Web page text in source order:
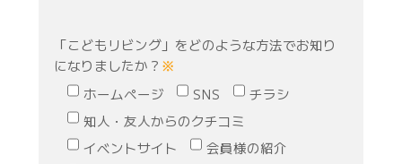
「こどもリビング」をどのような方法でお知り
になりましたか？ ※
ホームページ SNS
チラシ
知人・友人からのクチコミ
イベントサイト
会員様の紹介